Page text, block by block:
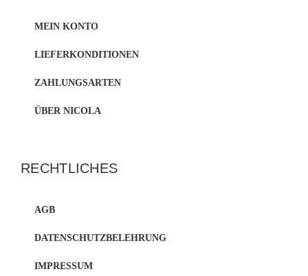
MEIN KONTO
LIEFERKONDITIONEN
ZAHLUNGSARTEN
ÜBER NICOLA
RECHTLICHES
AGB
DATENSCHUTZBELEHRUNG
IMPRESSUM